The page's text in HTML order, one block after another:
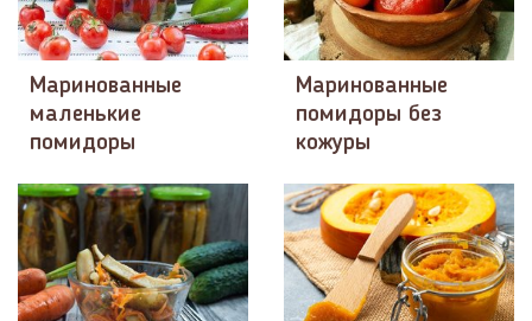
Маринованные
маленькие
помидоры
Маринованные
помидоры без
кожуры